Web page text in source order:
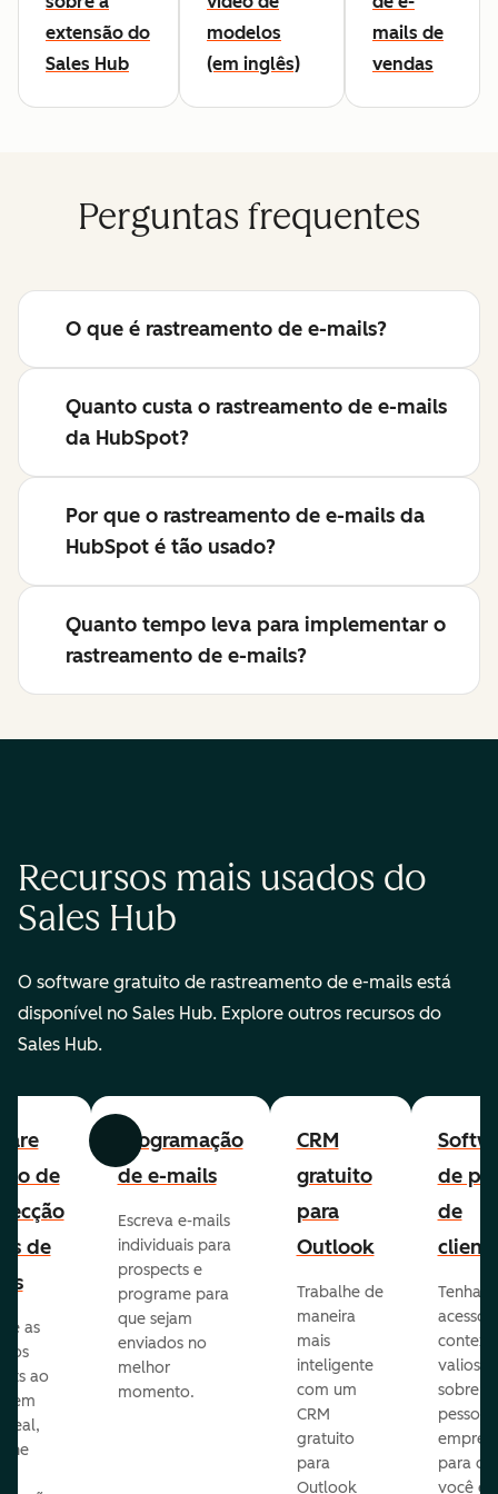
extensão do
Sales Hub
modelos
(em inglês)
mails de
vendas
Perguntas frequentes
O que é rastreamento de e-mails?
Quanto custa o rastreamento de e-mails
da HubSpot?
Por que o rastreamento de e-mails da
HubSpot é tão usado?
Quanto tempo leva para implementar o
rastreamento de e-mails?
Recursos mais usados do
Sales Hub
O software gratuito de rastreamento de e-mails está
disponível no Sales Hub. Explore outros recursos do
Sales Hub.
Anterior Avançar
de
de
as
ao
em
real,
Programação
de e-mails
Escreva e-mails
individuais para
prospects e
programe para
que sejam
enviados no
melhor
momento.
CRM
gratuito
para
Outlook
Trabalhe de
maneira
mais
inteligente
com um
CRM
gratuito
para
Outlook
de
de
Tenha
acesso
valioso
sobre as
para
você